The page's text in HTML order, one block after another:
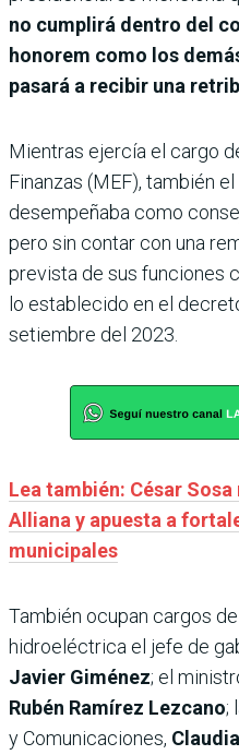
no cumplirá dentro del
honorem como los
pasará a recibir una
Mientras ejercía el cargo
Finanzas (MEF), también
desempeñaba como
pero sin contar con una
prevista de sus funciones
lo establecido en el
setiembre del 2023.
Lea también: César
Alliana y apuesta a
municipales
También ocupan cargos
hidroeléctrica el jefe de
Javier Giménez; el
Rubén Ramírez Lezcano;
y Comunicaciones,